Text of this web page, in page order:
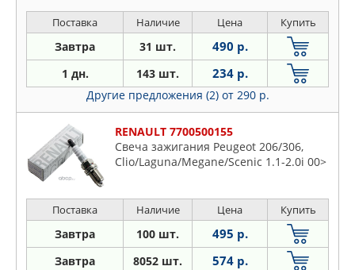
Поставка Наличие Цена Купить
Завтра 31 шт. 490 р.
1 дн. 143 шт. 234 р.
Другие предложения (2) от 290 р.
RENAULT 7700500155
Свеча зажигания Peugeot 206/306,
Clio/Laguna/Megane/Scenic 1.1-2.0i 00>
Поставка Наличие Цена Купить
Завтра 100 шт. 495 р.
Завтра 8052 шт. 574 р.